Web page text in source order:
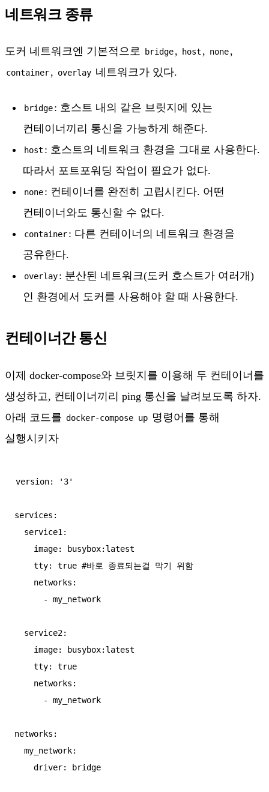
네트워크 종류
도커 네트워크엔 기본적으로 bridge, host , none,
container, overlay 네트워크가 있다.
bridge: 호스트 내의 같은 브릿지에 있는
컨테이너끼리 통신을 가능하게 해준다.
host : 호스트의 네트워크 환경을 그대로 사용한다.
따라서 포트포워딩 작업이 필요가 없다.
none: 컨테이너를 완전히 고립시킨다. 어떤
컨테이너와도 통신할 수 없다.
container: 다른 컨테이너의 네트워크 환경을
공유한다.
overlay: 분산된 네트워크(도커 호스트가 여러개)
인 환경에서 도커를 사용해야 할 때 사용한다.
컨테이너간 통신
이제 docker-compose와 브릿지를 이용해 두 컨테이너를
생성하고, 컨테이너끼리 ping 통신을 날려보도록 하자.
아래 코드를 docker-compose up 명령어를 통해
실행시키자
version: '3'
services:
networks: